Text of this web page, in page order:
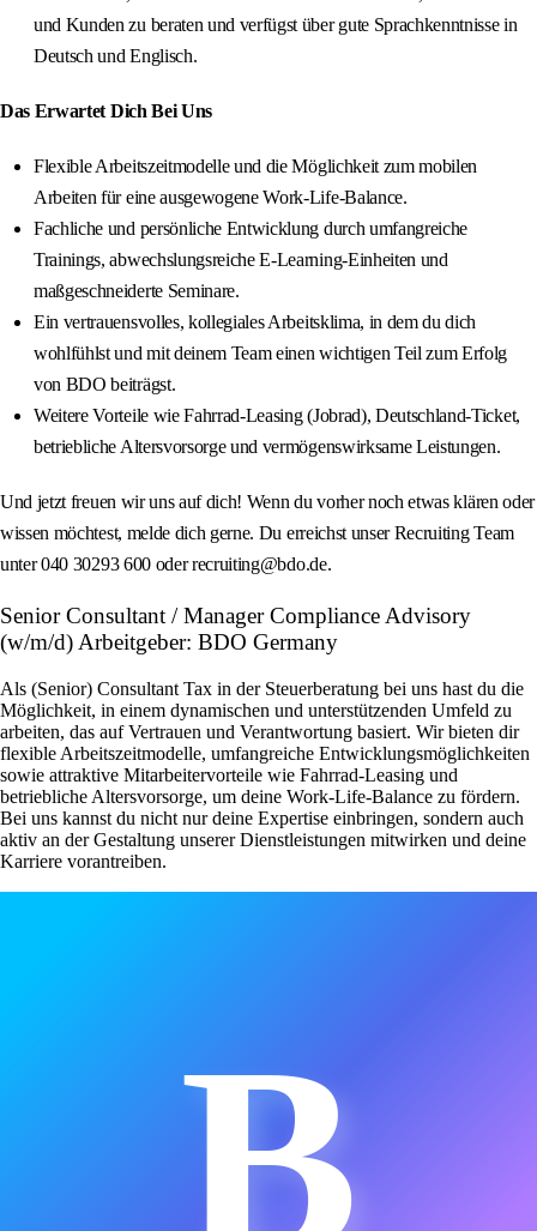
und Kunden zu beraten und verfügst über gute Sprachkenntnisse in
Deutsch und Englisch.
Das Erwartet Dich Bei Uns
Flexible Arbeitszeitmodelle und die Möglichkeit zum mobilen
Arbeiten für eine ausgewogene Work-Life-Balance.
Fachliche und persönliche Entwicklung durch umfangreiche
Trainings, abwechslungsreiche E‑Learning‑Einheiten und
maßgeschneiderte Seminare.
Ein vertrauensvolles, kollegiales Arbeitsklima, in dem du dich
wohlfühlst und mit deinem Team einen wichtigen Teil zum Erfolg
von BDO beiträgst.
Weitere Vorteile wie Fahrrad‑Leasing (Jobrad), Deutschland‑Ticket,
betriebliche Altersvorsorge und vermögenswirksame Leistungen.
Und jetzt freuen wir uns auf dich! Wenn du vorher noch etwas klären oder
wissen möchtest, melde dich gerne. Du erreichst unser Recruiting Team
unter 040 30293 600 oder recruiting@bdo.de.
Senior Consultant / Manager Compliance Advisory
(w/m/d) Arbeitgeber: BDO Germany
Als (Senior) Consultant Tax in der Steuerberatung bei uns hast du die
Möglichkeit, in einem dynamischen und unterstützenden Umfeld zu
arbeiten, das auf Vertrauen und Verantwortung basiert. Wir bieten dir
flexible Arbeitszeitmodelle, umfangreiche Entwicklungsmöglichkeiten
sowie attraktive Mitarbeitervorteile wie Fahrrad-Leasing und
betriebliche Altersvorsorge, um deine Work-Life-Balance zu fördern.
Bei uns kannst du nicht nur deine Expertise einbringen, sondern auch
aktiv an der Gestaltung unserer Dienstleistungen mitwirken und deine
Karriere vorantreiben.
B